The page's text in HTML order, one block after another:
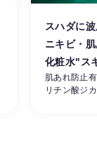
スハダに
ニキビ・
化粧水"ス
肌あれ防止
リチン酸ジ